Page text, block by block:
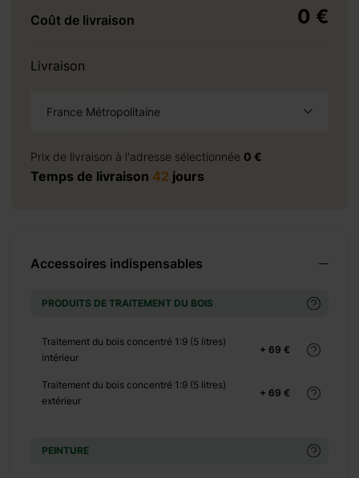
Coût de livraison 0 €
Livraison
France Métropolitaine
Prix de livraison à l'adresse sélectionnée 0 €
Temps de livraison 42 jours
Accessoires indispensables
PRODUITS DE TRAITEMENT DU BOIS
+ 69 €
Traitement du bois concentré 1:9 (5 litres)
intérieur
+ 69 €
Traitement du bois concentré 1:9 (5 litres)
extérieur
PEINTURE
+ 0 €
+ 0 €